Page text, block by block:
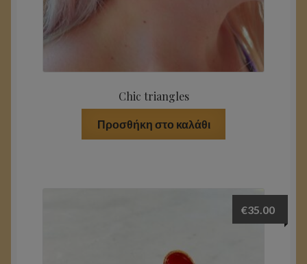
Chic triangles
Προσθήκη στο καλάθι
€35.00